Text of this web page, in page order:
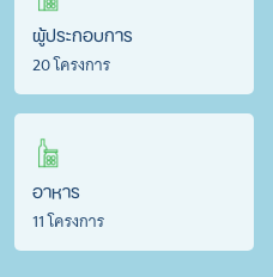
ผู้ประกอบการ
20 โครงการ
อาหาร
11 โครงการ